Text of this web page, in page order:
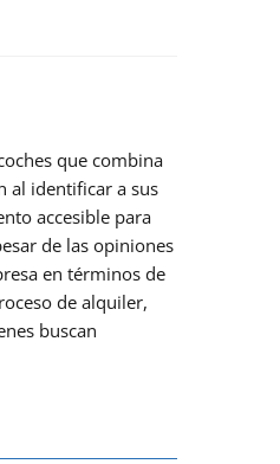
que combina
al identificar a sus
accesible para
de las opiniones
en términos de
de alquiler,
buscan